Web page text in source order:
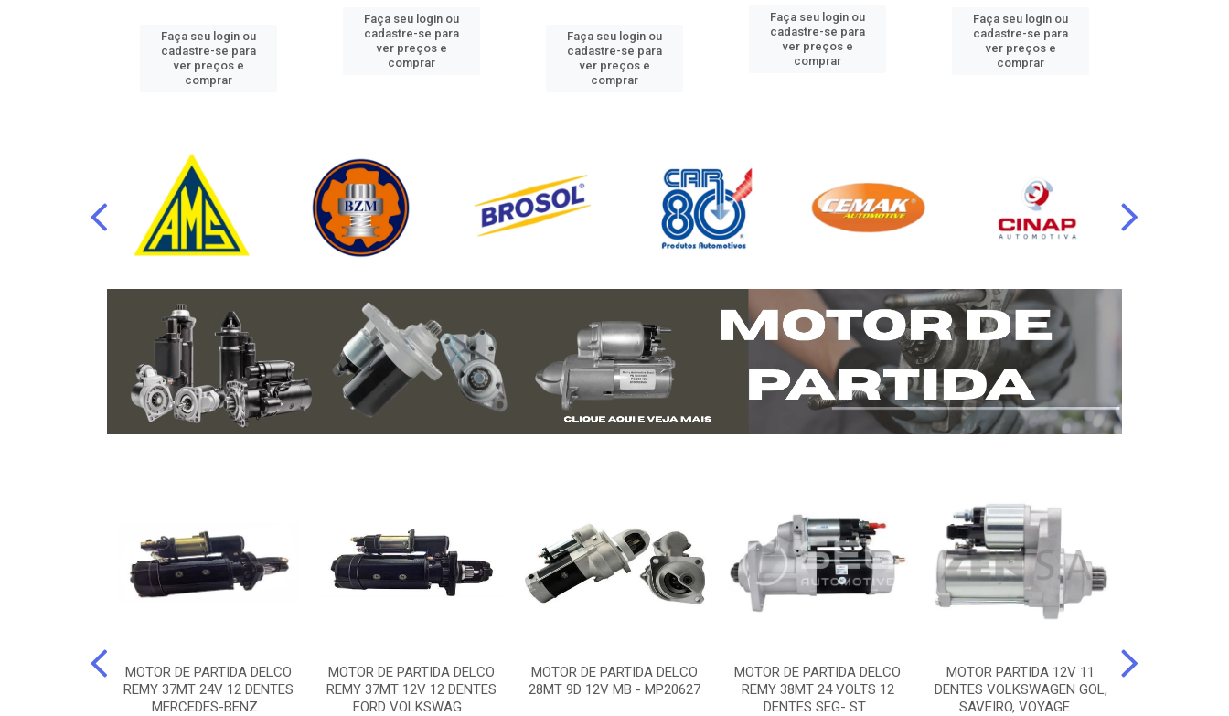
Faça seu login ou
cadastre-se para
ver preços e
comprar
Faça seu login ou
cadastre-se para
ver preços e
comprar
Faça seu login ou
cadastre-se para
ver preços e
comprar
Faça seu login ou
cadastre-se para
ver preços e
comprar
Faça seu login ou
cadastre-se para
ver preços e
comprar
MOTOR DE PARTIDA DELCO
REMY 37MT 24V 12 DENTES
MERCEDES-BENZ...
MOTOR DE PARTIDA DELCO
REMY 37MT 12V 12 DENTES
FORD VOLKSWAG...
MOTOR DE PARTIDA DELCO
28MT 9D 12V MB - MP20627
MOTOR DE PARTIDA DELCO
REMY 38MT 24 VOLTS 12
DENTES SEG- ST...
MOTOR PARTIDA 12V 11
DENTES VOLKSWAGEN GOL,
SAVEIRO, VOYAGE ...